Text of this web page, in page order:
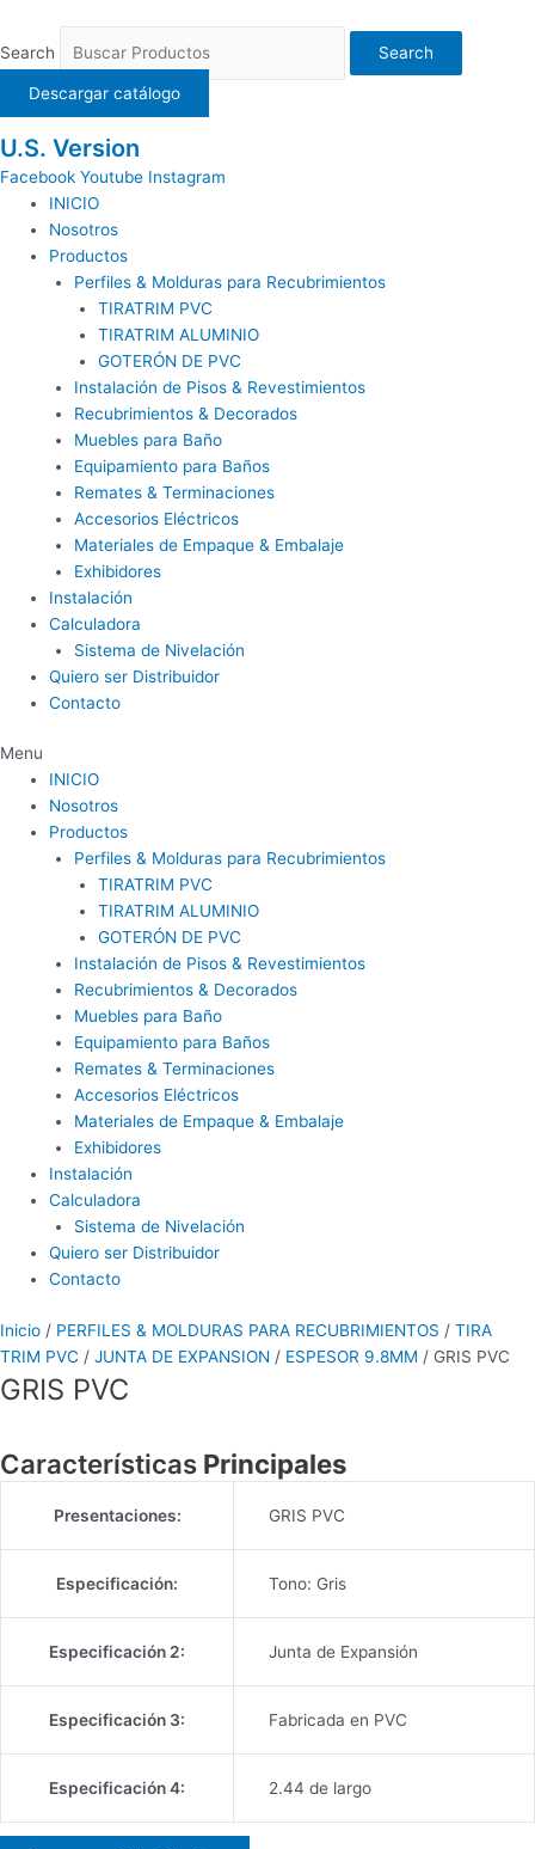
contenido
Search Search
Descargar catálogo
U.S. Version
Facebook Youtube Instagram
INICIO
Nosotros
Productos
Perfiles & Molduras para Recubrimientos
TIRATRIM PVC
TIRATRIM ALUMINIO
GOTERÓN DE PVC
Instalación de Pisos & Revestimientos
Recubrimientos & Decorados
Muebles para Baño
Equipamiento para Baños
Remates & Terminaciones
Accesorios Eléctricos
Materiales de Empaque & Embalaje
Exhibidores
Instalación
Calculadora
Sistema de Nivelación
Quiero ser Distribuidor
Contacto
Menu
INICIO
Nosotros
Productos
Perfiles & Molduras para Recubrimientos
TIRATRIM PVC
TIRATRIM ALUMINIO
GOTERÓN DE PVC
Instalación de Pisos & Revestimientos
Recubrimientos & Decorados
Muebles para Baño
Equipamiento para Baños
Remates & Terminaciones
Accesorios Eléctricos
Materiales de Empaque & Embalaje
Exhibidores
Instalación
Calculadora
Sistema de Nivelación
Quiero ser Distribuidor
Contacto
Inicio / PERFILES & MOLDURAS PARA RECUBRIMIENTOS / TIRA
TRIM PVC / JUNTA DE EXPANSION / ESPESOR 9.8MM / GRIS PVC
GRIS PVC
Características Principales
Presentaciones: GRIS PVC
Especificación: Tono: Gris
Especificación 2: Junta de Expansión
Especificación 3: Fabricada en PVC
Especificación 4: 2.44 de largo